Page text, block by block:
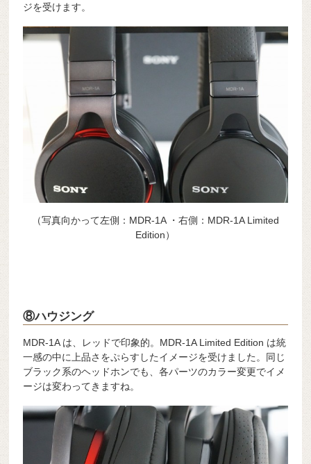
ジを受けます。
（写真向かって左側：MDR-1A ・右側：MDR-1A Limited
Edition）
⑧ハウジング
MDR-1A は、レッドで印象的。MDR-1A Limited Edition は統
一感の中に上品さをぷらすしたイメージを受けました。同じ
ブラック系のヘッドホンでも、各パーツのカラー変更でイメ
ージは変わってきますね。